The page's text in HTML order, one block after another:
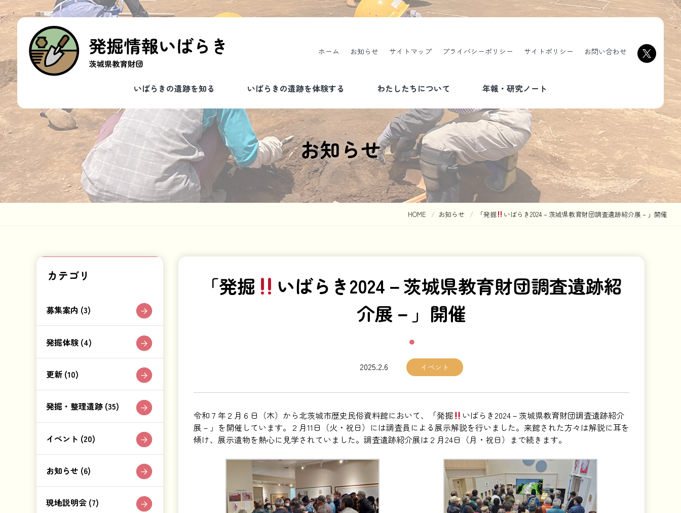
ホーム お知らせ サイトマップ プライバシーポリシー サイトポリシー お問い合わせ
いばらきの遺跡を知る
発掘遺跡一覧
整理遺跡一覧
いばらきの遺跡を学ぶ
いばらきの遺跡を体験する
現地説明会のご案内
発掘体験について
わたしたちについて
事業について
書式一覧
年報・研究ノート
お知らせ
HOME お知らせ 「発掘 いばらき2024－茨城県教育財団調査遺跡紹介展－」開催
カテゴリ
募集案内 (3)
発掘体験 (4)
更新 (10)
発掘・整理遺跡 (35)
イベント (20)
お知らせ (6)
現地説明会 (7)
「発掘
いばらき2024－茨城県教育財団調査遺跡紹
介展－」開催
2025.2.6 イベント
令和７年２月６日（木）から北茨城市歴史民俗資料館において、「発掘
いばらき2024－茨城県教育財団調査遺跡紹介
展－」を開催しています。２月11日（火・祝日）には調査員による展示解説を行いました。来館された方々は解説に耳を
傾け、展示遺物を熱心に見学されていました。調査遺跡紹介展は２月24日（月・祝日）まで続きます。